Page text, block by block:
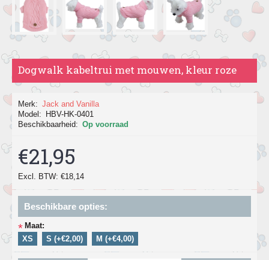
Dogwalk kabeltrui met mouwen, kleur roze
Merk: Jack and Vanilla
Model:
HBV-HK-0401
Beschikbaarheid: Op voorraad
€21,95
Excl. BTW: €18,14
Beschikbare opties:
* Maat:
XS
S (+€2,00) M (+€4,00)